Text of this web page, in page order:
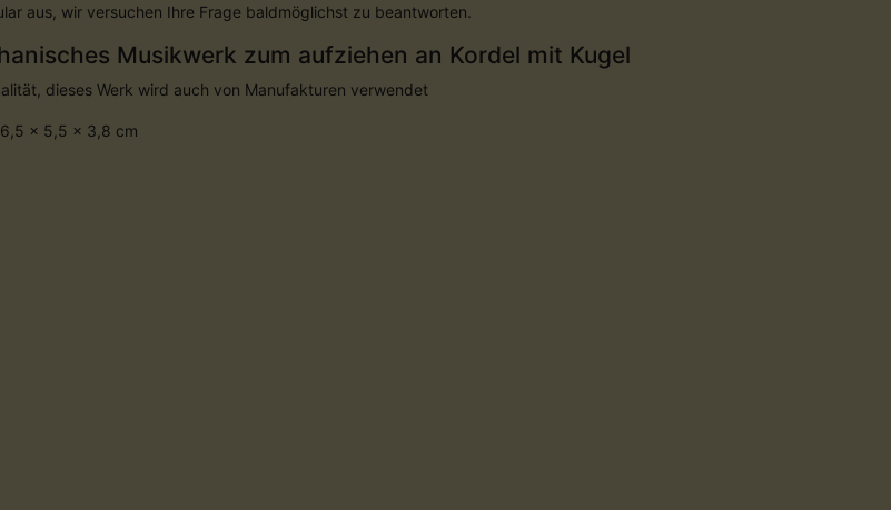
aus, wir versuchen Ihre Frage baldmöglichst zu beantworten.
Musikwerk zum aufziehen an Kordel mit Kugel
dieses Werk wird auch von Manufakturen verwendet
6,5 x 5,5 x 3,8 cm